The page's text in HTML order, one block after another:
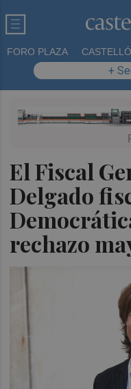
FORO PLAZA
+
El Fiscal
Delgado
rechazo